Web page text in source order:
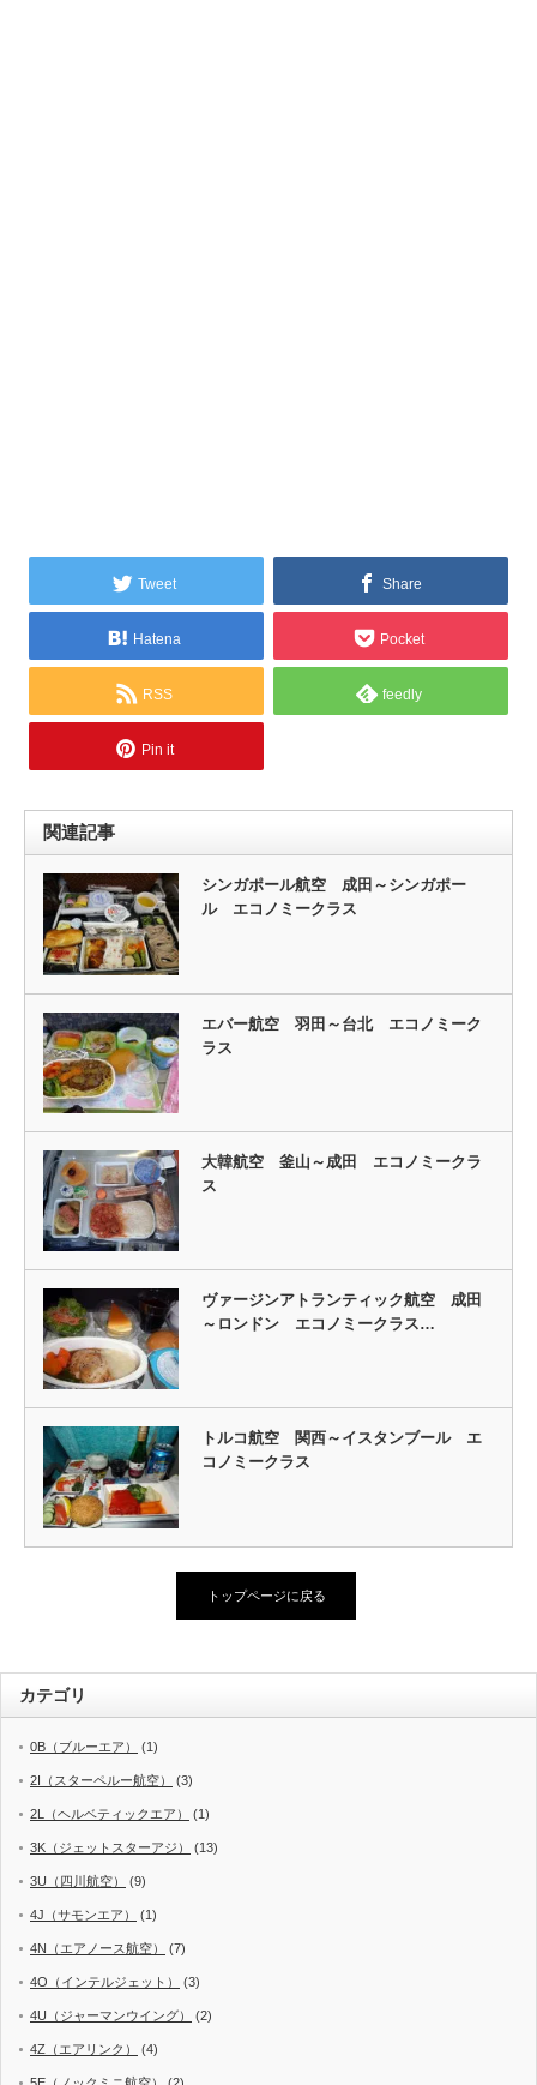
Tweet Share
Hatena Pocket
RSS feedly
Pin it
関連記事
シンガポール航空 成田～シンガポー
ル エコノミークラス
エバー航空 羽田～台北 エコノミーク
ラス
大韓航空 釜山～成田 エコノミークラ
ス
ヴァージンアトランティック航空 成田
～ロンドン エコノミークラス…
トルコ航空 関西～イスタンブール エ
コノミークラス
トップページに戻る
カテゴリ
0B（ブルーエア） (1)
2I（スターペルー航空） (3)
2L（ヘルベティックエア） (1)
3K（ジェットスターアジ） (13)
3U（四川航空） (9)
4J（サモンエア） (1)
4N（エアノース航空） (7)
4O（インテルジェット） (3)
4U（ジャーマンウイング） (2)
4Z（エアリンク） (4)
5E（ノックミニ航空） (2)